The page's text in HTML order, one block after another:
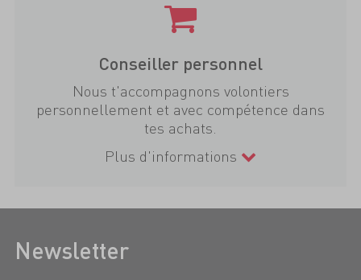
Conseiller personnel
Nous t'accompagnons volontiers
personnellement et avec compétence dans
tes achats.
Plus d'informations
Newsletter